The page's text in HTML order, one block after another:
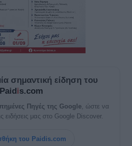
σημαντική είδηση του
Paidis.com
Πηγές της Google, ώστε να
ειδήσεις μας στο Google Discover.
του Paidis.com